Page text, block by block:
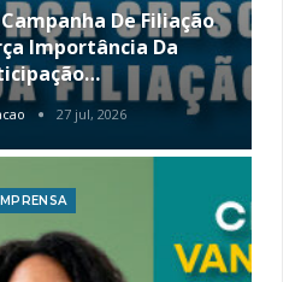
Campanha De Filiação
Importância Da
27 jul, 2026